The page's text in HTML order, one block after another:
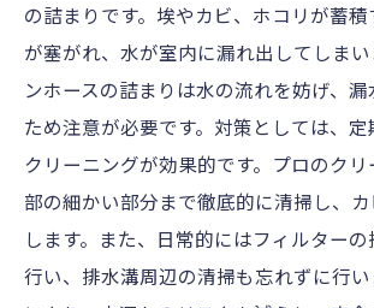
の詰まりです。埃やカビ、ホコリが蓄
が塞がれ、水が室内に漏れ出してしま
ンホースの詰まりは水の流れを妨げ、
ため注意が必要です。対策としては、
クリーニングが効果的です。プロのク
部の細かい部分まで徹底的に清掃し、
します。また、日常的にはフィルター
行い、排水溝周辺の清掃も忘れずに行